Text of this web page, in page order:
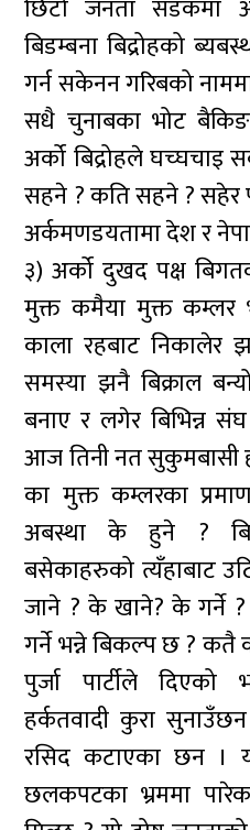
छिटो जनता सडकमा
बिडम्बना बिद्रोहको
गर्न सकेनन गरिबको
सधै चुनाबका भोट
अर्को बिद्रोहले
सहने ? कति सहने ? सहेर
अर्कमणडयतामा देश र
३) अर्को दुखद पक्ष
मुक्त कमैया मुक्त कम्लर
काला रहबाट निकालेर
समस्या झनै बिक्राल
बनाए र लगेर बिभिन्न
आज तिनी नत सुकुमबासी
का मुक्त कम्लरका
अबस्था के हुने ?
बसेकाहरुको त्यँहाबाट
जाने ? के खाने? के गर्ने
गर्ने भन्ने बिकल्प छ ?
पुर्जा पार्टीले दिएको
हर्कतवादी कुरा
रसिद कटाएका छन ।
छलकपटका भ्रममा